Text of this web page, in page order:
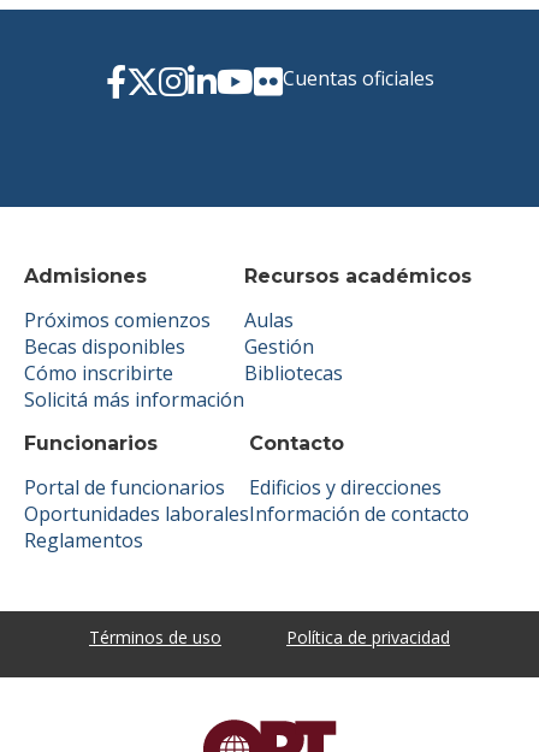
Admisiones
Próximos comienzos
Becas disponibles
Cómo inscribirte
Solicitá más información
Recursos académicos
Aulas
Gestión
Bibliotecas
Funcionarios
Portal de funcionarios
Oportunidades laborales
Reglamentos
Contacto
Edificios y direcciones
Información de contacto
Cuentas oficiales
Términos de uso Política de privacidad